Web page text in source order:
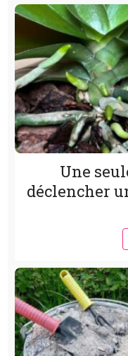
Une
déclencher